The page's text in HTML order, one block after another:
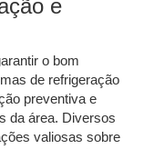
e
o bom
de refrigeração
preventiva e
da área. Diversos
valiosas sobre